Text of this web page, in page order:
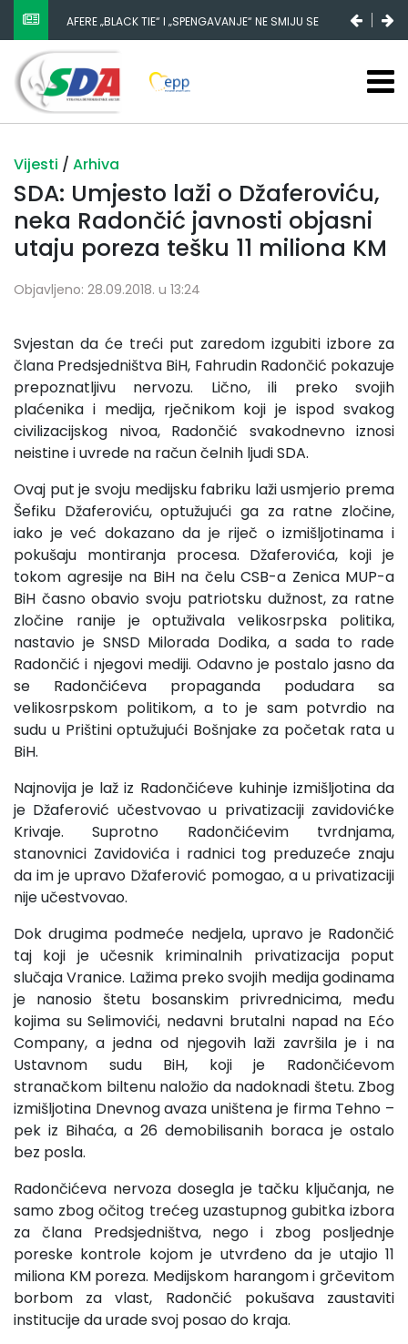
AFERE „BLACK TIE“ I „SPENGAVANJE“ NE SMIJU SE
ZATAŠKATI
Vijesti / Arhiva
SDA: Umjesto laži o Džaferoviću,
neka Radončić javnosti objasni
utaju poreza tešku 11 miliona KM
Objavljeno: 28.09.2018. u 13:24
Svjestan da će treći put zaredom izgubiti izbore za
člana Predsjedništva BiH, Fahrudin Radončić pokazuje
prepoznatljivu nervozu. Lično, ili preko svojih
plaćenika i medija, rječnikom koji je ispod svakog
civilizacijskog nivoa, Radončić svakodnevno iznosi
neistine i uvrede na račun čelnih ljudi SDA.
Ovaj put je svoju medijsku fabriku laži usmjerio prema
Šefiku Džaferoviću, optužujući ga za ratne zločine,
iako je već dokazano da je riječ o izmišljotinama i
pokušaju montiranja procesa. Džaferovića, koji je
tokom agresije na BiH na čelu CSB-a Zenica MUP-a
BiH časno obavio svoju patriotsku dužnost, za ratne
zločine ranije je optuživala velikosrpska politika,
nastavio je SNSD Milorada Dodika, a sada to rade
Radončić i njegovi mediji. Odavno je postalo jasno da
se Radončićeva propaganda podudara sa
velikosrpskom politikom, a to je sam potvrdio na
sudu u Prištini optužujući Bošnjake za početak rata u
BiH.
Najnovija je laž iz Radončićeve kuhinje izmišljotina da
je Džaferović učestvovao u privatizaciji zavidovićke
Krivaje. Suprotno Radončićevim tvrdnjama,
stanovnici Zavidovića i radnici tog preduzeće znaju
da im je upravo Džaferović pomogao, a u privatizaciji
nije učestvovao.
Dok drugima podmeće nedjela, upravo je Radončić
taj koji je učesnik kriminalnih privatizacija poput
slučaja Vranice. Lažima preko svojih medija godinama
je nanosio štetu bosanskim privrednicima, među
kojima su Selimovići, nedavni brutalni napad na Ećo
Company, a jedna od njegovih laži završila je i na
Ustavnom sudu BiH, koji je Radončićevom
stranačkom biltenu naložio da nadoknadi štetu. Zbog
izmišljotina Dnevnog avaza uništena je firma Tehno –
pek iz Bihaća, a 26 demobilisanih boraca je ostalo
bez posla.
Radončićeva nervoza dosegla je tačku ključanja, ne
samo zbog očitog trećeg uzastupnog gubitka izbora
za člana Predsjedništva, nego i zbog posljednje
poreske kontrole kojom je utvrđeno da je utajio 11
miliona KM poreza. Medijskom harangom i grčevitom
borbom za vlast, Radončić pokušava zaustaviti
institucije da urade svoj posao do kraja.